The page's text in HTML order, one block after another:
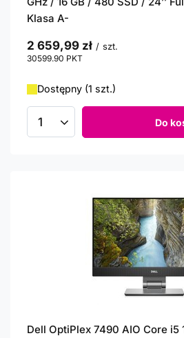
Klasa A-
2 659,99 zł / szt.
30599.90 PKT
Dostępny (1 szt.)
Ilość produktów Do
Dell OptiPlex 7490 AIO Core